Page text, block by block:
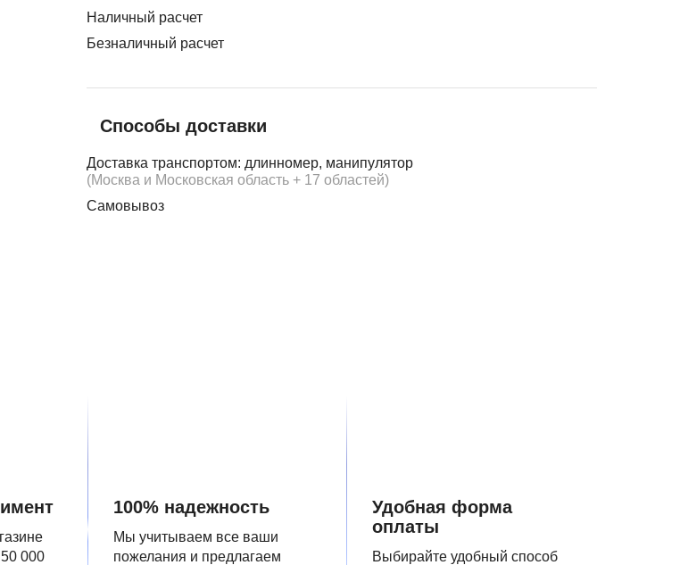
Наличный расчет
Безналичный расчет
Способы доставки
Доставка транспортом: длинномер, манипулятор
(Москва и Московская область + 17 областей)
Самовывоз
000
100% надежность
Мы учитываем все ваши
пожелания и предлагаем
Удобная форма
оплаты
Выбирайте удобный способ